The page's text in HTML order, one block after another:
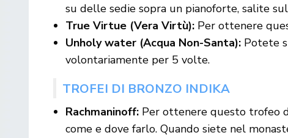
su delle sedie sopra un pianoforte, salite
True Virtue (Vera Virtù): Per ottenere
Unholy water (Acqua Non-Santa): Potete
volontariamente per 5 volte.
TROFEI DI BRONZO INDIKA
Rachmaninoff: Per ottenere questo trofeo
come e dove farlo. Quando siete nel